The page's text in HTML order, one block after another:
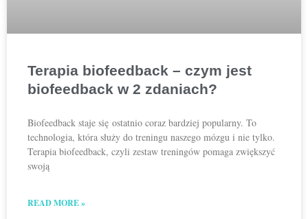
Terapia biofeedback – czym jest
biofeedback w 2 zdaniach?
Biofeedback staje się ostatnio coraz bardziej popularny. To
technologia, która służy do treningu naszego mózgu i nie tylko.
Terapia biofeedback, czyli zestaw treningów pomaga zwiększyć
swoją
READ MORE »